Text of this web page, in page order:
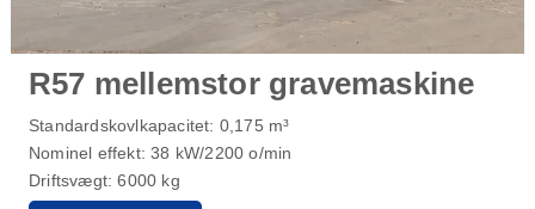
R57 mellemstor gravemaskine
Standardskovlkapacitet: 0,175 m³
Nominel effekt: 38 kW/2200 o/min
Driftsvægt: 6000 kg